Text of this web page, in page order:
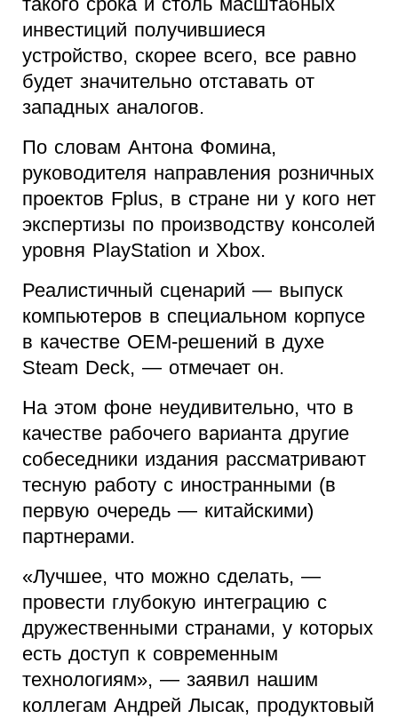
инвестиций получившиеся
устройство, скорее всего, все равно
будет значительно отставать от
западных аналогов.
По словам Антона Фомина,
руководителя направления розничных
проектов Fplus, в стране ни у кого нет
экспертизы по производству консолей
уровня PlayStation и Xbox.
Реалистичный сценарий — выпуск
компьютеров в специальном корпусе
в качестве ОЕМ-решений в духе
Steam Deck, — отмечает он.
На этом фоне неудивительно, что в
качестве рабочего варианта другие
собеседники издания рассматривают
тесную работу с иностранными (в
первую очередь — китайскими)
партнерами.
«Лучшее, что можно сделать, —
провести глубокую интеграцию с
дружественными странами, у которых
есть доступ к современным
технологиям», — заявил нашим
коллегам Андрей Лысак, продуктовый